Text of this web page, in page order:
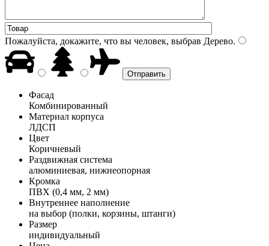
Пожалуйста, докажите, что вы человек, выбрав Дерево.
Фасад
Комбинированный
Материал корпуса
ЛДСП
Цвет
Коричневый
Раздвижная система
алюминиевая, нижнеопорная
Кромка
ПВХ (0,4 мм, 2 мм)
Внутреннее наполнение
на выбор (полки, корзины, штанги)
Размер
индивидуальный